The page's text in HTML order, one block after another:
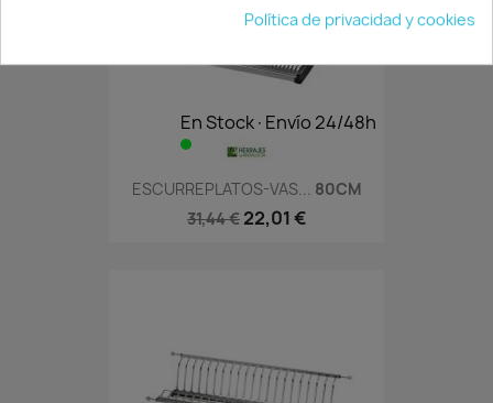
En Stock·Envío 24/48h
ESCURREPLATOS-VAS... 80CM
31,44 € 22,01 €
Política de privacidad y cookies